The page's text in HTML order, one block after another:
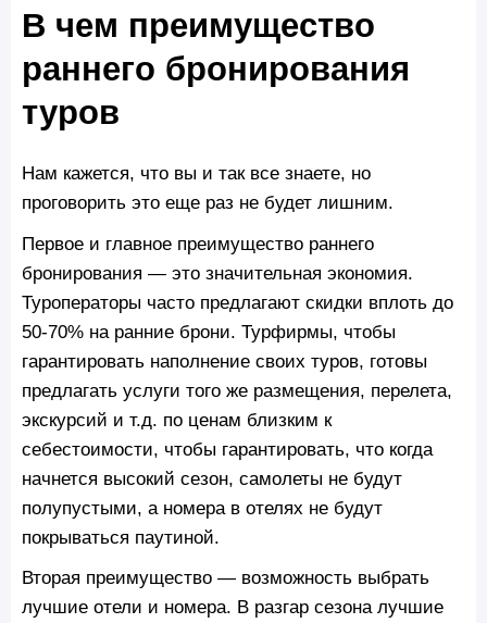
В чем преимущество
раннего бронирования
туров
Нам кажется, что вы и так все знаете, но
проговорить это еще раз не будет лишним.
Первое и главное преимущество раннего
бронирования — это значительная экономия.
Туроператоры часто предлагают скидки вплоть до
50-70% на ранние брони. Турфирмы, чтобы
гарантировать наполнение своих туров, готовы
предлагать услуги того же размещения, перелета,
экскурсий и т.д. по ценам близким к
себестоимости, чтобы гарантировать, что когда
начнется высокий сезон, самолеты не будут
полупустыми, а номера в отелях не будут
покрываться паутиной.
Вторая преимущество — возможность выбрать
лучшие отели и номера. В разгар сезона лучшие